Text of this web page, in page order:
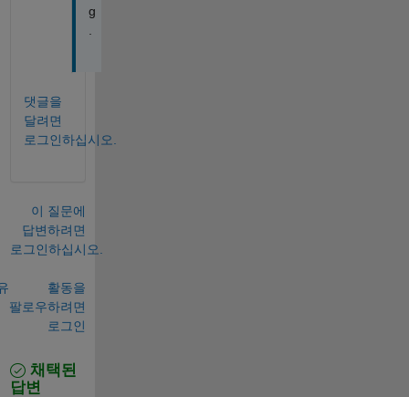
g
댓글을
달려면
로그인하십시오.
이 질문에
답변하려면
로그인하십시오.
활동을
팔로우하려면
로그인
채택된
답변